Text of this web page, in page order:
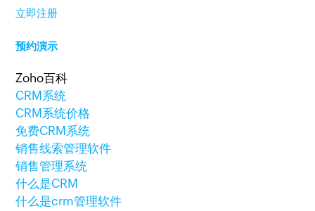
立即注册
预约演示
Zoho百科
CRM系统
CRM系统价格
免费CRM系统
销售线索管理软件
销售管理系统
什么是CRM
什么是crm管理软件